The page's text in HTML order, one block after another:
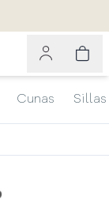
Cunas Sillas